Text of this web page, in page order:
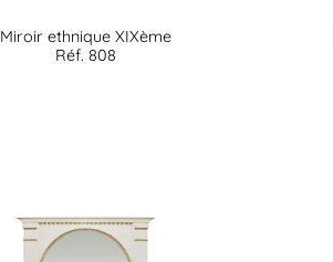
Miroir ethnique XIXème
Réf. 808